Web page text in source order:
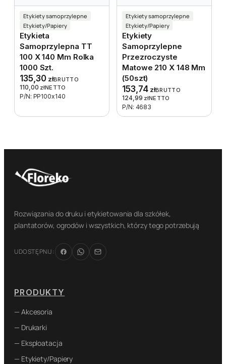
Etykiety samoprzylepne
Etykiety/Papiery
Etykieta
Samoprzylepna TT
100 X 140 Mm Rolka
1000 Szt.
135,30 złBRUTTO
110,00 złNETTO
P/N: PP100x140
Etykiety samoprzylepne
Etykiety/Papiery
Etykiety
Samoprzylepne
Przezroczyste
Matowe 210 X 148 Mm
(50szt)
153,74 złBRUTTO
124,99 złNETTO
P/N: 4683
Rozwiązania do druku i etykietowania dla szkółek,
plantatorów, ogrodów i wszystkich, którzy tego potrzebują
UDOSTĘPNIJ:
PRODUKTY
— Akcesoria
— Drukarki
— Eksploatacja
— Etykiety/Papiery